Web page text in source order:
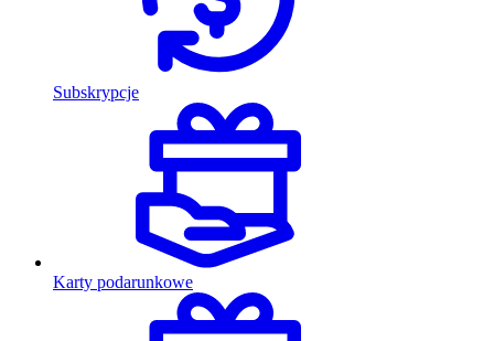
Subskrypcje
Karty podarunkowe